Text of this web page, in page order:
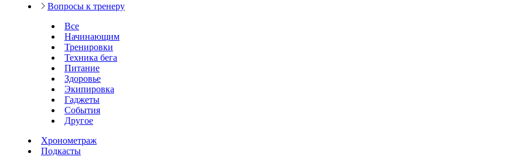
Вопросы к тренеру
Все
Начинающим
Тренировки
Техника бега
Питание
Здоровье
Экипировка
Гаджеты
События
Другое
Хронометраж
Подкасты